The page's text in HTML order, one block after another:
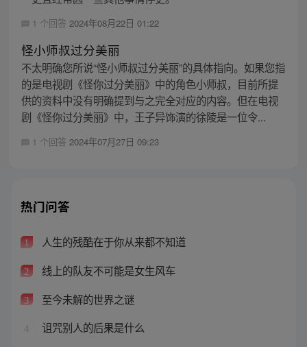
1 个回答 2024年08月22日 01:22
怪小师叔过分美丽
不太明确您所说“怪小师叔过分美丽”的具体指向。如果您指
的是电视剧《怪你过分美丽》中的角色小师叔，目前所提
供的资料中没有明确提到与之完全对应的内容。但在电视
剧《怪你过分美丽》中，王子异饰演的徐陵是一位令...
1 个回答 2024年07月27日 09:23
热门问答
1 人生的残酷在于你从来都不知道
2 线上的队友不可能是女生风车
3 至今未解的世界之谜
4 诅咒别人的后果是什么